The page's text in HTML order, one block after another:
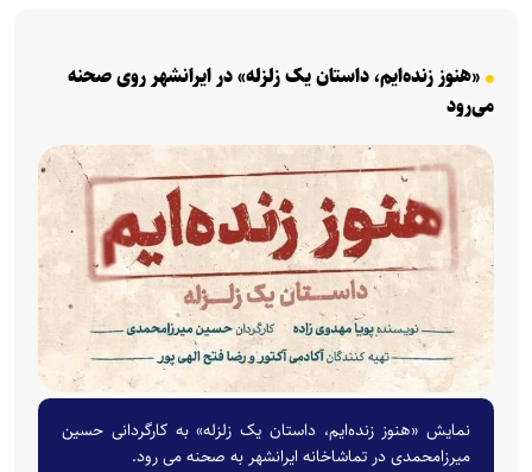
«هنوز زنده‌ایم، داستان یک زلزله» در ایرانشهر روی صحنه
می‌رود
نمایش «هنوز زنده‌ایم، داستان یک زلزله» به کارگردانی حسین
میرزامحمدی در تماشاخانه ایرانشهر به صحنه می رود.